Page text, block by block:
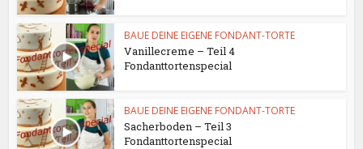
BAUE DEINE EIGENE FONDANT-TORTE
Vanillecreme – Teil 4
Fondanttortenspecial
BAUE DEINE EIGENE FONDANT-TORTE
Sacherboden – Teil 3
Fondanttortenspecial